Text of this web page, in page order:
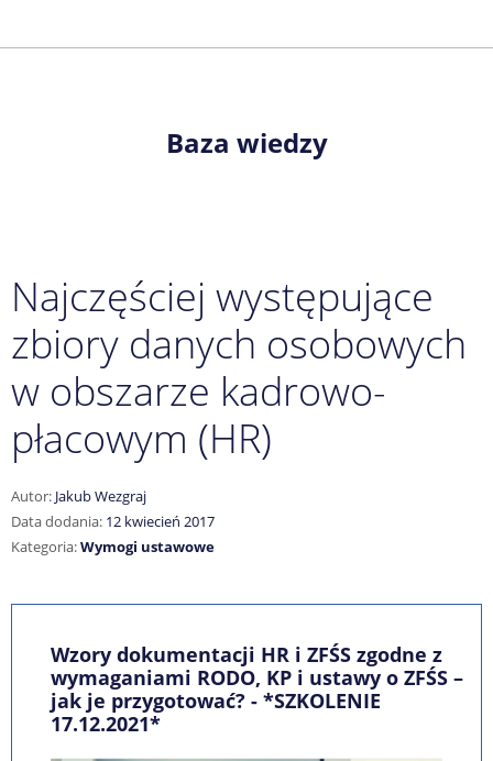
Baza wiedzy
Najczęściej występujące
zbiory danych osobowych
w obszarze kadrowo-
płacowym (HR)
Autor: Jakub Wezgraj
Data dodania: 12 kwiecień 2017
Kategoria:Wymogi ustawowe
Wzory dokumentacji HR i ZFŚS zgodne z
wymaganiami RODO, KP i ustawy o ZFŚS –
jak je przygotować? - *SZKOLENIE
17.12.2021*